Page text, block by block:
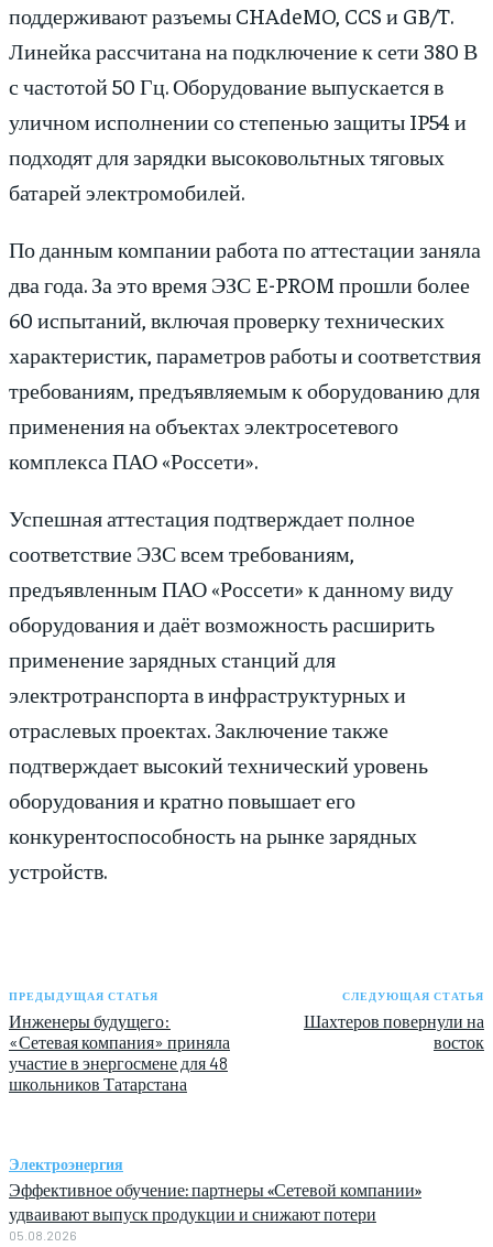
поддерживают разъемы CHAdeMO, CCS и GB/T.
Линейка рассчитана на подключение к сети 380 В
с частотой 50 Гц. Оборудование выпускается в
уличном исполнении со степенью защиты IP54 и
подходят для зарядки высоковольтных тяговых
батарей электромобилей.
По данным компании работа по аттестации заняла
два года. За это время ЭЗС E-PROM прошли более
60 испытаний, включая проверку технических
характеристик, параметров работы и соответствия
требованиям, предъявляемым к оборудованию для
применения на объектах электросетевого
комплекса ПАО «Россети».
Успешная аттестация подтверждает полное
соответствие ЭЗС всем требованиям,
предъявленным ПАО «Россети» к данному виду
оборудования и даёт возможность расширить
применение зарядных станций для
электротранспорта в инфраструктурных и
отраслевых проектах. Заключение также
подтверждает высокий технический уровень
оборудования и кратно повышает его
конкурентоспособность на рынке зарядных
устройств.
ПРЕДЫДУЩАЯ СТАТЬЯ
Инженеры будущего:
«Сетевая компания» приняла
участие в энергосмене для 48
школьников Татарстана
СЛЕДУЮЩАЯ СТАТЬЯ
Шахтеров повернули на
восток
Электроэнергия
Эффективное обучение: партнеры «Сетевой компании»
удваивают выпуск продукции и снижают потери
05.08.2026